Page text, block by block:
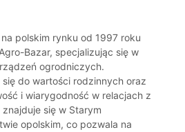
na polskim rynku od 1997 roku
Bazar, specjalizując się w
ogrodniczych.
do wartości rodzinnych oraz
i wiarygodność w relacjach z
się w Starym
opolskim, co pozwala na